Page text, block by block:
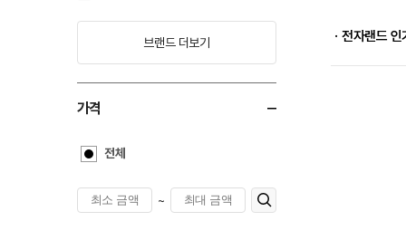
브랜드 더보기
가격
전체
~
ㆍ전자랜드 인